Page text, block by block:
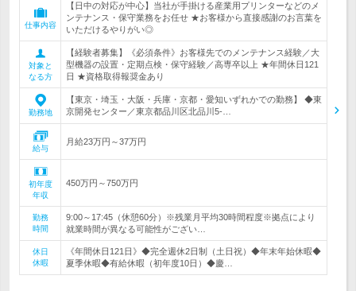
仕事内容
【日中の対応が中心】当社が手掛ける産業用プリンターなどのメ
ンテナンス・保守業務をお任せ ★お客様から直接感謝のお言葉を
いただけるやりがい◎
対象と
なる方
【経験者募集】《必須条件》お客様先でのメンテナンス経験／大
型機器の設置・定期点検・保守経験／高専卒以上 ★年間休日121
日 ★資格取得報奨金あり
勤務地
【東京・埼玉・大阪・兵庫・京都・愛知いずれかでの勤務】 ◆東
京開発センター／東京都品川区北品川5-…
給与
月給23万円～37万円
初年度
年収
450万円～750万円
勤務
時間
9:00～17:45（休憩60分）※残業月平均30時間程度※拠点により
就業時間が異なる可能性がござい…
休日
休暇
《年間休日121日》◆完全週休2日制（土日祝）◆年末年始休暇◆
夏季休暇◆有給休暇（初年度10日）◆慶…